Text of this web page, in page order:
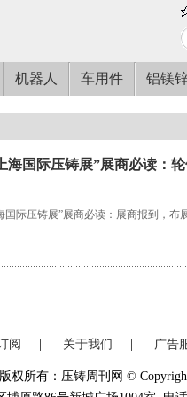
机器人 车用件 铝镁
海国际压铸展”展商必读：
国际压铸展”展商必读：展商报到，布
阅 关于我们 广告
版权所有：压铸周刊网 ©